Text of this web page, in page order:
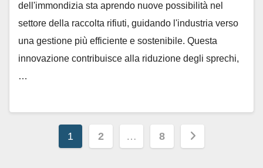
dell'immondizia sta aprendo nuove possibilità nel
settore della raccolta rifiuti, guidando l'industria verso
una gestione più efficiente e sostenibile. Questa
innovazione contribuisce alla riduzione degli sprechi,
…
Paginazione
1 2 … 8